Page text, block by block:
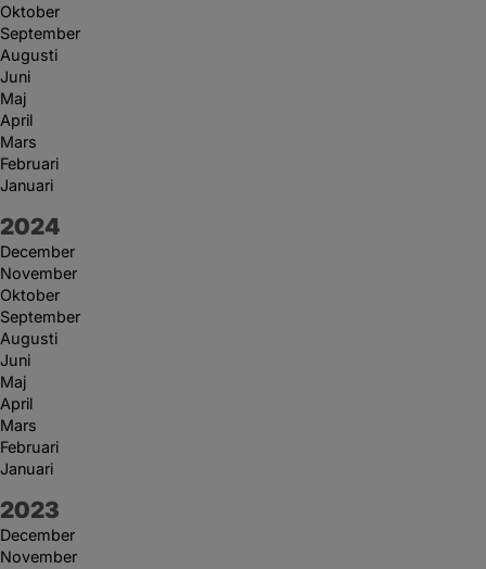
Oktober
September
Augusti
Juni
Maj
April
Mars
Februari
Januari
År:
2024
December
November
Oktober
September
Augusti
Juni
Maj
April
Mars
Februari
Januari
År:
2023
December
November